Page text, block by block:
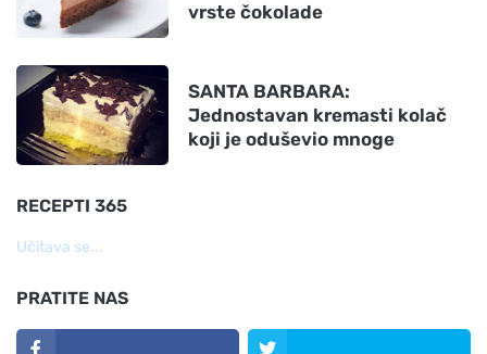
vrste čokolade
SANTA BARBARA:
Jednostavan kremasti kolač
koji je oduševio mnoge
RECEPTI 365
Učitava se...
PRATITE NAS